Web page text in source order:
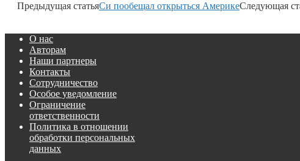
Предыдущая статьяСи пообещал открыться АмерикеСледующая
О нас
Авторам
Наши партнеры
Контакты
Сотрудничество
Особое уведомление
Ограничение
ответственности
Политика в отношении
обработки персональных
данных